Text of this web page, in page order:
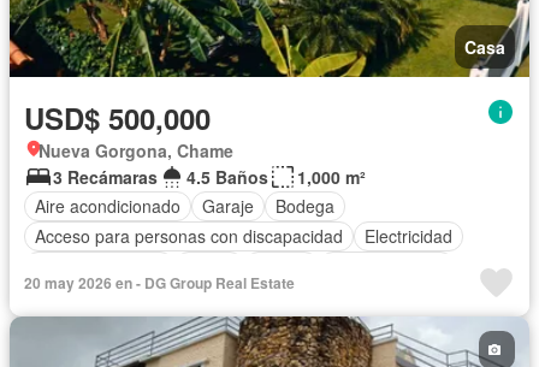
Casa
USD$ 500,000
Nueva Gorgona, Chame
3 Recámaras
4.5 Baños
1,000 m²
Aire acondicionado
Garaje
Bodega
Acceso para personas con discapacidad
Electricidad
Jacuzzi
Vista panorámica
Seguridad
Cuarto de servicio
Piscina Patio
20 may 2026 en - DG Group Real Estate